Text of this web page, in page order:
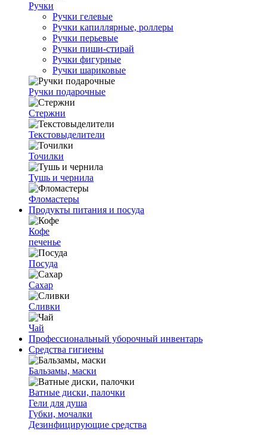
Ручки
Ручки гелевые
Ручки капиллярные, роллеры
Ручки перьевые
Ручки пиши-стирай
Ручки фигурные
Ручки шариковые
Ручки подарочные
Стержни
Текстовыделители
Точилки
Тушь и чернила
Фломастеры
Продукты питания и посуда
Кофе
печенье
Посуда
Сахар
Сливки
Чай
Профессиональный уборочный инвентарь
Средства гигиены
Бальзамы, маски
Ватные диски, палочки
Гели для душа
Губки, мочалки
Дезинфицирующие средства